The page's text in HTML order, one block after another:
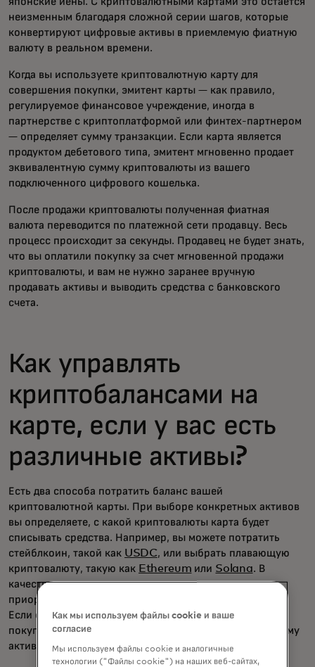
неизменным благодаря сложной серии шагов, которые
конвертируют цифровые активы в приемлемую фиатную
валюту в реальном времени.
Когда вы используете криптовалютную карту для
совершения покупки, эмитент карты — как правило,
регулируемое финансовое учреждение, иногда в
партнерстве с криптоплатформой или финтех-партнером
— определяет сумму транзакции. Если карта является
продуктом дебетового типа, эмитент мгновенно продает
эквивалентную сумму криптовалюты из вашего
подключенного цифрового кошелька.
После продажи криптовалюты полученная фиатная
валюта переводится по платежной сети продавцу. Весь
процесс происходит за секунды. Продавец не будет знать,
что вы оплатили покупку за счет мгновенной продажи
криптовалюты, и вам не нужно заранее вручную
продавать активы и выводить средства с банковского
счета.
Как управлять
криптобалансами на
карте, если у вас есть
различные активы?
Есть два способа потратить баланс вашей
криптовалютной карты. При выборе конкретных активов
вы определяете, с какой криптовалюты карта будет
списывать средства. Например, вы можете потратить
стейблкоин, такой как USDC, или выбрать плавающую
криптовалюту, такую как Ethereum или Solana. В
качестве альтернативы вы можете использовать
приоритетный порядок, установив иерархию активов.
Если основного баланса недостаточно для оплаты
покупки, система автоматически перейдет к следующему
активу в вашем списке для завершения транзакции.
Как мы используем файлы cookie и ваше
согласие
Мы используем файлы cookie и аналогичные
технологии ("Файлы cookie") на наших веб-сайтах,